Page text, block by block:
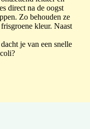
direct na de oogst
Zo behouden ze
kleur. Naast
je van een snelle